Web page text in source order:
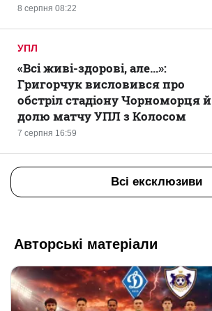
8 серпня 08:22
УПЛ
7 серпня 16:59
«Всі живі-здорові, але...»:
Григорчук висловився про
обстріл стадіону Чорноморця й
долю матчу УПЛ з Колосом
Всі ексклюзиви
Авторські матеріали